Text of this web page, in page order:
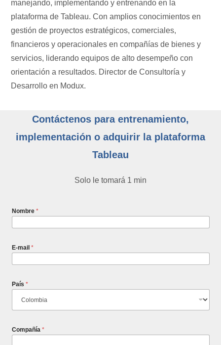
manejando, implementando y entrenando en la
plataforma de Tableau. Con amplios conocimientos en
gestión de proyectos estratégicos, comerciales,
financieros y operacionales en compañías de bienes y
servicios, liderando equipos de alto desempeño con
orientación a resultados. Director de Consultoría y
Desarrollo en Modux.
Contáctenos para entrenamiento,
implementación o adquirir la plataforma
Tableau
Solo le tomará 1 min
Nombre *
E-mail *
País *
Compañía *